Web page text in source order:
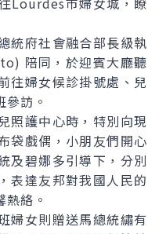
府社會融合部長級執
陪同，於迎賓大廳聽
往婦女候診掛號處、兒
訪。
護中心時，特別向現
袋戲偶，小朋友們開心
及碧娜多引導下，分別
表達友邦對我國人民的
絡。
女則贈送馬總統繡有